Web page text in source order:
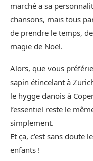
marché a sa
chansons, mais tous
de prendre le temps,
magie de Noël.
Alors, que vous
sapin étincelant à
le hygge danois à
l’essentiel reste le
simplement.
Et ça, c’est sans doute
enfants !